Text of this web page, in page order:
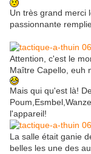
Un très grand merci
passionnante
Attention, c'est le
Maître Capello, euh
Mais qui qu'est là!
l'appareil!
La salle était ganie
belles les une des